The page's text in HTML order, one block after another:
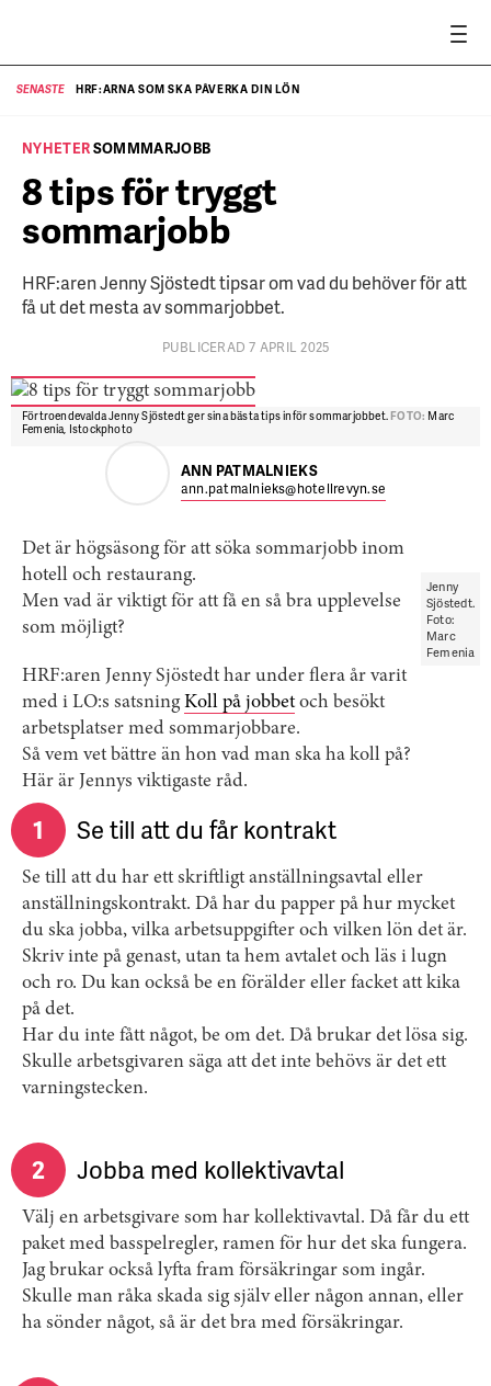
SENASTE HRF:ARNA SOM SKA PÅVERKA DIN LÖN
NYHETERSOMMMARJOBB
8 tips för tryggt
sommarjobb
HRF:aren Jenny Sjöstedt tipsar om vad du behöver för att
få ut det mesta av sommarjobbet.
PUBLICERAD 7 APRIL 2025
Förtroendevalda Jenny Sjöstedt ger sina bästa tips inför sommarjobbet.FOTO: Marc
Femenia, Istockphoto
ANN PATMALNIEKS
ann.patmalnieks@hotellrevyn.se
Jenny
Sjöstedt.
Foto:
Marc
Femenia
Det är högsäsong för att söka sommarjobb inom
hotell och restaurang.
Men vad är viktigt för att få en så bra upplevelse
som möjligt?
HRF:aren Jenny Sjöstedt har under flera år varit
med i LO:s satsningKoll på jobbet och besökt
arbetsplatser med sommarjobbare.
Så vem vet bättre än hon vad man ska ha koll på?
Här är Jennys viktigaste råd.
1 Se till att du får kontrakt
Se till att du har ett skriftligt anställningsavtal eller
anställningskontrakt. Då har du papper på hur mycket
du ska jobba, vilka arbetsuppgifter och vilken lön det är.
Skriv inte på genast, utan ta hem avtalet och läs i lugn
och ro. Du kan också be en förälder eller facket att kika
på det.
Har du inte fått något, be om det. Då brukar det lösa sig.
Skulle arbetsgivaren säga att det inte behövs är det ett
varningstecken.
2 Jobba med kollektivavtal
Välj en arbetsgivare som har kollektivavtal. Då får du ett
paket med basspelregler, ramen för hur det ska fungera.
Jag brukar också lyfta fram försäkringar som ingår.
Skulle man råka skada sig själv eller någon annan, eller
ha sönder något, så är det bra med försäkringar.